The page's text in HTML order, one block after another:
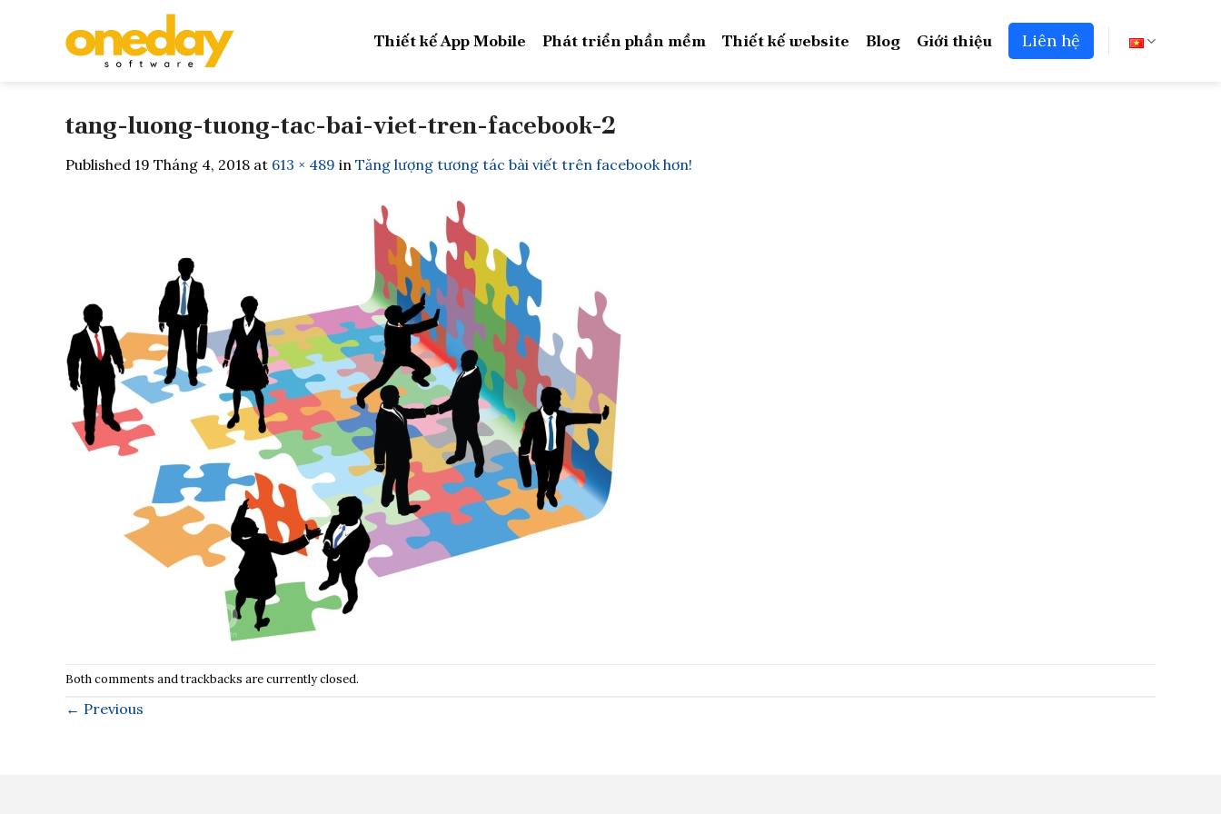
Thiết kế App Mobile Phát triển phần mềm Thiết kế website Blog Giới thiệu Liên hệ
tang-luong-tuong-tac-bai-viet-tren-facebook-2
Published 19 Tháng 4, 2018 at 613 × 489 in Tăng lượng tương tác bài viết trên facebook hơn!
Both comments and trackbacks are currently closed.
← Previous